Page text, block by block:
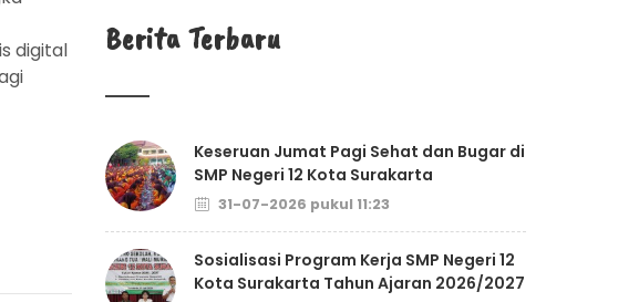
digital
Berita Terbaru
Keseruan Jumat Pagi Sehat dan Bugar di
SMP Negeri 12 Kota Surakarta
31-07-2026 pukul 11:23
Sosialisasi Program Kerja SMP Negeri 12
Kota Surakarta Tahun Ajaran 2026/2027